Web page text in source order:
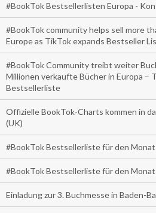
#BookTok Bestsellerlisten Europa -
#BookTok community helps sell more
Europe as TikTok expands Bestseller
#BookTok Community treibt weiter
Millionen verkaufte Bücher in Europa –
Bestsellerliste
Offizielle BookTok-Charts kommen in
(UK)
#BookTok Bestsellerliste für den
#BookTok Bestsellerliste für den Monat
Einladung zur 3. Buchmesse in Baden-